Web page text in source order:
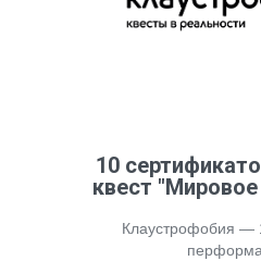
10
квест
Клаустрофобия —